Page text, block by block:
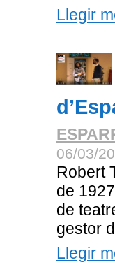
Llegir
06/03/
Robert
de
de
gestor
Llegir